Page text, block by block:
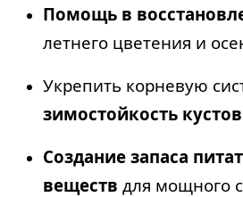
Помощь в
летнего цветения и
Укрепить корневую
зимостойкость кустов
Создание запаса
веществ для мощного